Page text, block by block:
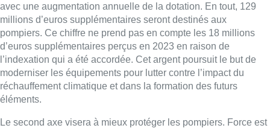
avec une augmentation annuelle de la dotation. En tout, 129
millions d’euros supplémentaires seront destinés aux
pompiers. Ce chiffre ne prend pas en compte les 18 millions
d’euros supplémentaires perçus en 2023 en raison de
l’indexation qui a été accordée. Cet argent poursuit le but de
moderniser les équipements pour lutter contre l’impact du
réchauffement climatique et dans la formation des futurs
éléments.
Le second axe visera à mieux protéger les pompiers. Force est